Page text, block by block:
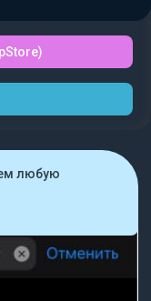
любую